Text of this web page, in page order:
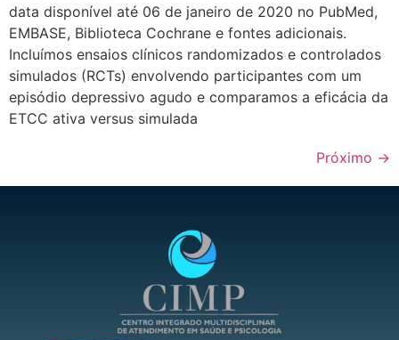
data disponível até 06 de janeiro de 2020 no PubMed,
EMBASE, Biblioteca Cochrane e fontes adicionais.
Incluímos ensaios clínicos randomizados e controlados
simulados (RCTs) envolvendo participantes com um
episódio depressivo agudo e comparamos a eficácia da
ETCC ativa versus simulada
Próximo →